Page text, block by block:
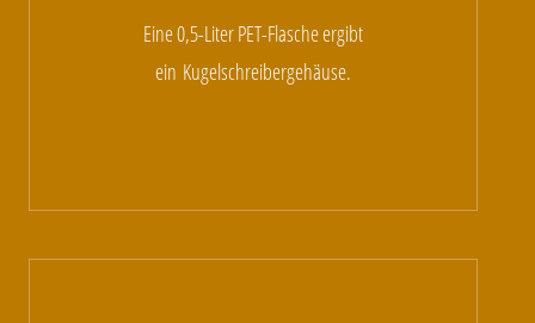
Eine 0,5-Liter PET-Flasche ergibt
ein Kugelschreibergehäuse.